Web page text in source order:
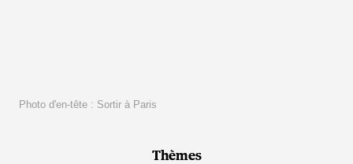
Photo d'en-tête : Sortir à Paris
Thèmes